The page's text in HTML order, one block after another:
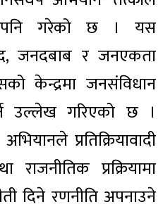
पनि गरेको छ । यस
जनदबाब र जनएकता
केन्द्रमा जनसंविधान
उल्लेख गरिएको छ ।
प्रतिक्रियावादी
राजनीतिक प्रक्रियामा
दिने रणनीति अपनाउने